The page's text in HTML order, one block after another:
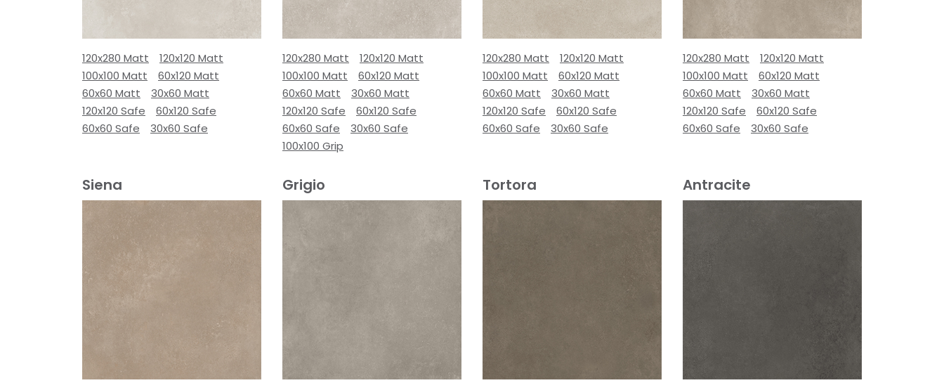
120x280 Matt
120x120 Matt
100x100 Matt
60x120 Matt
60x60 Matt
30x60 Matt
120x120 Safe
60x120 Safe
60x60 Safe
30x60 Safe
120x280 Matt
120x120 Matt
100x100 Matt
60x120 Matt
60x60 Matt
30x60 Matt
120x120 Safe
60x120 Safe
60x60 Safe
30x60 Safe
100x100 Grip
120x280 Matt
120x120 Matt
100x100 Matt
60x120 Matt
60x60 Matt
30x60 Matt
120x120 Safe
60x120 Safe
60x60 Safe
30x60 Safe
120x280 Matt
120x120 Matt
100x100 Matt
60x120 Matt
60x60 Matt
30x60 Matt
120x120 Safe
60x120 Safe
60x60 Safe
30x60 Safe
Siena Grigio Tortora Antracite